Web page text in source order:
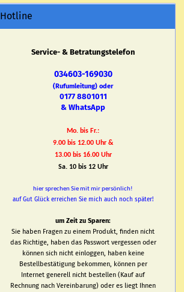
Hotline
Service- & Betratungstelefon
034603-169030
(Rufumleitung) oder
0177 8801011
& WhatsApp
Mo. bis Fr.:
9.00 bis 12.00 Uhr &
13.00 bis 16.00 Uhr
Sa. 10 bis 12 Uhr
hier sprechen Sie mit mir persönlich!
auf Gut Glück erreichen Sie mich auch noch später!
um Zeit zu Sparen:
Sie haben Fragen zu einem Produkt, finden nicht
das Richtige, haben das Passwort vergessen oder
können sich nicht einloggen, haben keine
Bestellbestätigung bekommen, können per
Internet generell nicht bestellen (Kauf auf
Rechnung nach Vereinbarung) oder es liegt Ihnen